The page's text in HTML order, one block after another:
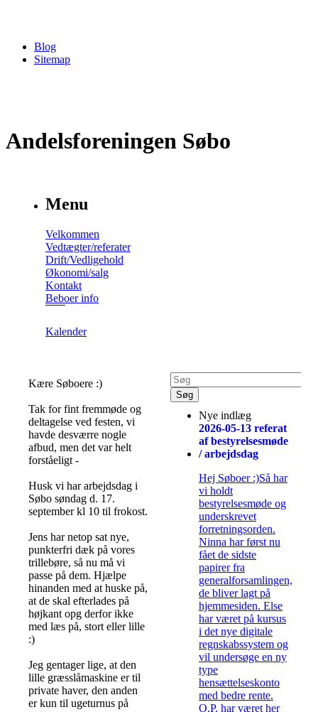
Blog
Sitemap
Andelsforeningen Søbo
Menu
Velkommen
Vedtægter/referater
Drift/Vedligehold
Økonomi/salg
Kontakt
Beboer info
Kalender
Kære Søboere :)
Tak for fint fremmøde og
deltagelse ved festen, vi
havde desværre nogle
afbud, men det var helt
forståeligt -
Husk vi har arbejdsdag i
Søbo søndag d. 17.
september kl 10 til frokost.
Jens har netop sat nye,
punkterfri dæk på vores
trillebøre, så nu må vi
passe på dem. Hjælpe
hinanden med at huske på,
at de skal efterlades på
højkant opg derfor ikke
med læs på, stort eller lille
:)
Jeg gentager lige, at den
lille græsslåmaskine er til
private haver, den anden
er kun til ugeturnus på
Nye indlæg
2026-05-13 referat
af bestyrelsesmøde
/ arbejdsdag
Hej Søboer :)Så har
vi holdt
bestyrelsesmøde og
underskrevet
forretningsorden.
Ninna har først nu
fået de sidste
papirer fra
generalforsamlingen,
de bliver lagt på
hjemmesiden. Else
har været på kursus
i det nye digitale
regnskabssystem og
vil undersøge en ny
type
hensættelseskonto
med bedre rente.
O.P. har været her